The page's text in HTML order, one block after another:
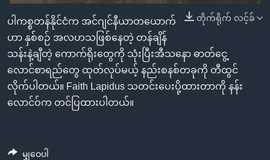
စာမျက်နှာ
သို့
ကျော်
ကြည့်
ရန်
ရှာဖွေ
Learning English
ဗွီအိုအေ လူမှုကွန်ယက်များ
ဘာသာစကားများ
တိုက်ရိုက် လင့်ခ်
ပါကစ္စတန်နိုင်ငံက အင်ဂျင်နီယာတယောက်
ဟာ နှစ်စဉ် အလဟသဖြစ်နေတဲ့ တန်ချိန်
သန်းနဲ့ချီတဲ့ ကောက်ရိုးတွေကို သုံးပြီးအီသနော ဓာတ်ငွေ့
လောင်စာရည်တွေ ထုတ်လုပ်မယ့် နည်းစနစ်တခုကို တီထွင်
လိုက်ပါတယ်။ Faith Lapidus သတင်းပေးပို့ထားတာကို နန်း
လောင်ဝ်က တင်ပြထားပါတယ်။
မျှဝေပါ